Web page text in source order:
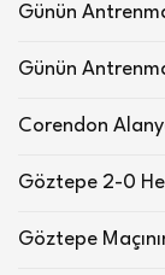
Günün
Günün
Corendon
Göztepe 2-0
Göztepe